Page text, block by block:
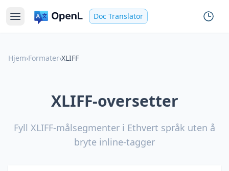
Doc Translator
Hjem›Formater›XLIFF
XLIFF-oversetter
Fyll XLIFF-målsegmenter i Ethvert språk uten å
bryte inline-tagger